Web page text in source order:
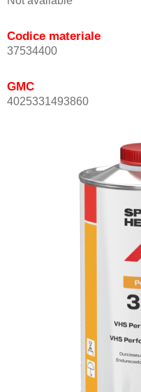
Codice materiale
37534400
GMC
4025331493860